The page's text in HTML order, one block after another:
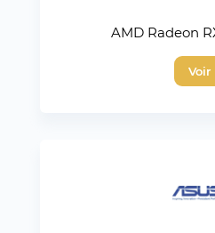
AMD Radeon
Voir